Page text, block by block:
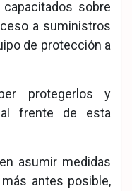
sobre
a suministros
de protección a
protegerlos y
frente de esta
asumir medidas
antes posible,